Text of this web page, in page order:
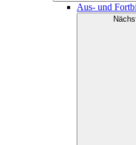
Aus- und